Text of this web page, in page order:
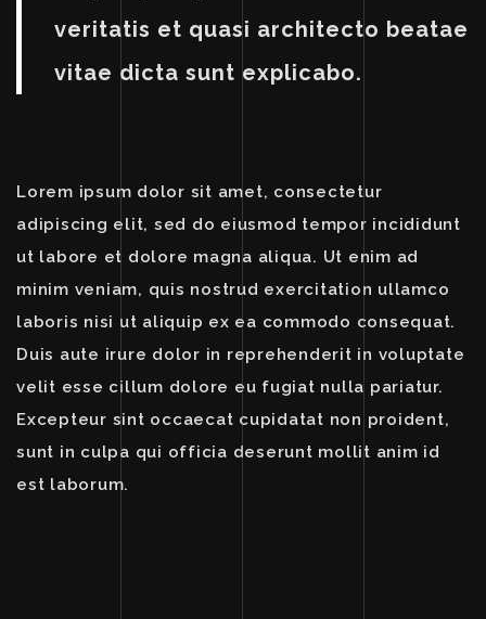
veritatis et quasi architecto beatae
vitae dicta sunt explicabo.
Lorem ipsum dolor sit amet, consectetur
adipiscing elit, sed do eiusmod tempor incididunt
ut labore et dolore magna aliqua. Ut enim ad
minim veniam, quis nostrud exercitation ullamco
laboris nisi ut aliquip ex ea commodo consequat.
Duis aute irure dolor in reprehenderit in voluptate
velit esse cillum dolore eu fugiat nulla pariatur.
Excepteur sint occaecat cupidatat non proident,
sunt in culpa qui officia deserunt mollit anim id
est laborum.